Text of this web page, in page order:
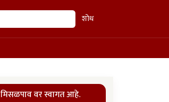
शोध
मिसळपाव वर स्वागत आहे.